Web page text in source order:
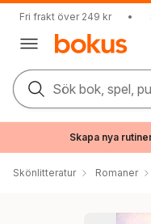
Fri frakt över 249 kr •
Sök bok, spel,
Skapa nya
Skönlitteratur Romaner